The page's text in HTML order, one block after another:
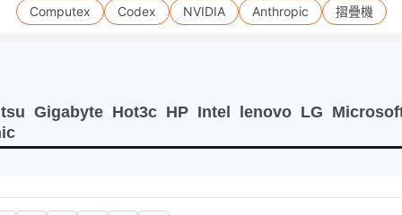
Computex Codex NVIDIA Anthropic 摺疊機
Gigabyte Hot3c HP Intel lenovo LG